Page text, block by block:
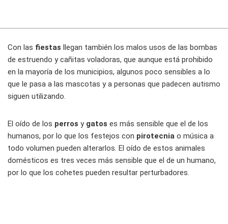
Con las fiestas llegan también los malos usos de las bombas
de estruendo y cañitas voladoras, que aunque está prohibido
en la mayoría de los municipios, algunos poco sensibles a lo
que le pasa a las mascotas y a personas que padecen autismo
siguen utilizando.
El oído de los perros y gatos es más sensible que el de los
humanos, por lo que los festejos con pirotecnia o música a
todo volumen pueden alterarlos. El oído de estos animales
domésticos es tres veces más sensible que el de un humano,
por lo que los cohetes pueden resultar perturbadores.